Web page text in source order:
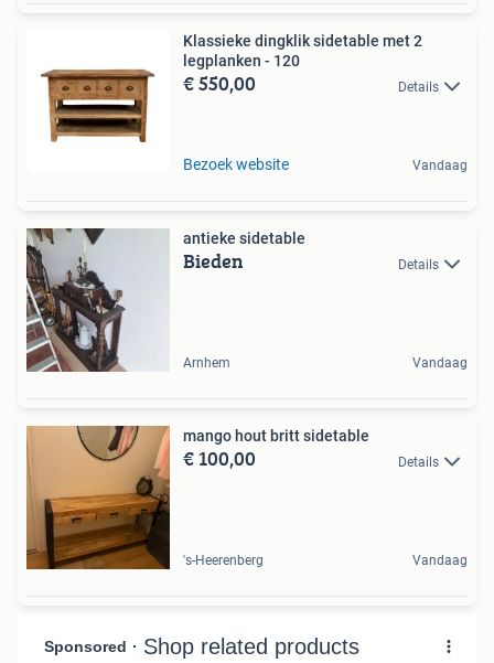
Klassieke dingklik sidetable met 2
legplanken - 120
€ 550,00 Details
Bezoek website Vandaag
antieke sidetable
Bieden Details
Arnhem Vandaag
mango hout britt sidetable
€ 100,00 Details
's-Heerenberg Vandaag